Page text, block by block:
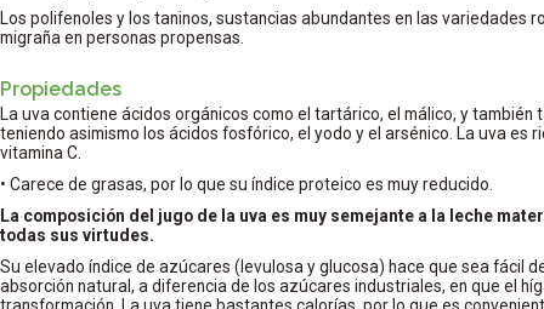
Los polifenoles y los taninos, sustancias abundantes en las variedades
migraña en personas propensas.
Propiedades
La uva contiene ácidos orgánicos como el tartárico, el málico, y también
teniendo asimismo los ácidos fosfórico, el yodo y el arsénico. La uva es
vitamina C.
• Carece de grasas, por lo que su índice proteico es muy reducido.
La composición del jugo de la uva es muy semejante a la leche
todas sus virtudes.
Su elevado índice de azúcares (levulosa y glucosa) hace que sea fácil
absorción natural, a diferencia de los azúcares industriales, en que el